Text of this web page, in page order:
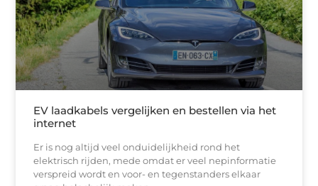
EV laadkabels vergelijken en bestellen via het
internet
Er is nog altijd veel onduidelijkheid rond het
elektrisch rijden, mede omdat er veel nepinformatie
verspreid wordt en voor- en tegenstanders elkaar